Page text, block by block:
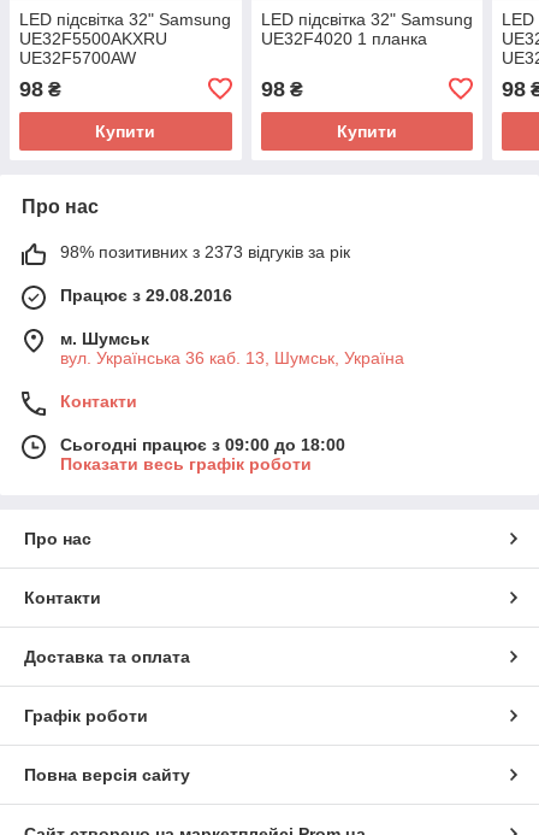
LED підсвітка 32" Samsung
UE32F5500AKXRU
UE32F5700AW
UE32F5300AK
UE32F4020AW 1 планка
98 ₴
Купити
LED підсвітка 32" Samsung
UE32F4020 1 планка
98₴
Купити
LED
98
Про нас
98% позитивних з 2373 відгуків за рік
Працює з 29.08.2016
м. Шумськ
вул. Українська 36 каб. 13, Шумськ, Україна
Контакти
Сьогодні працює з 09:00 до 18:00
Показати весь графік роботи
Про нас
Контакти
Доставка та оплата
Графік роботи
Повна версія сайту